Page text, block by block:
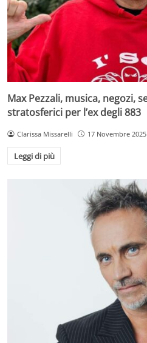
Max Pezzali, musica, negozi,
stratosferici per l’ex degli 883
Clarissa Missarelli 17 Novembre 2025
Leggi di più